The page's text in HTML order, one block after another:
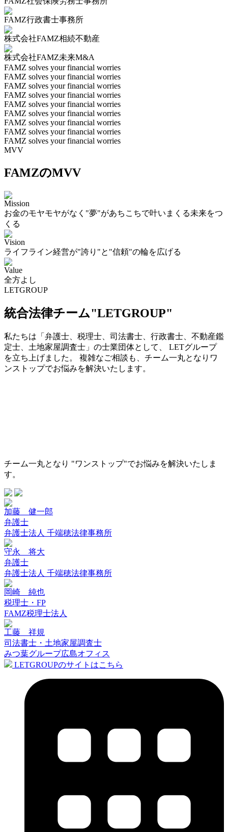
FAMZ行政書士事務所
株式会社FAMZ相続不動産
株式会社FAMZ未来M&A
FAMZ solves your financial worries
FAMZ solves your financial worries
FAMZ solves your financial worries
FAMZ solves your financial worries
FAMZ solves your financial worries
FAMZ solves your financial worries
FAMZ solves your financial worries
FAMZ solves your financial worries
FAMZ solves your financial worries
MVV
FAMZのMVV
Mission
お金のモヤモヤがなく"夢"があちこちで叶いまくる未来をつ
くる
Vision
ライフライン経営が"誇り"と"信頼"の輪を広げる
Value
全方よし
LETGROUP
統合法律チーム"LETGROUP"
私たちは「弁護士、税理士、司法書士、行政書士、不動産鑑
定士、土地家屋調査士」の士業団体として、 LETグループ
を立ち上げました。 複雑なご相談も、チーム一丸となりワ
ンストップでお悩みを解決いたします。
チーム一丸となり "ワンストップ"でお悩みを解決いたしま
す。
加藤 健一郎
弁護士
弁護士法人 千端穂法律事務所
守永 将大
弁護士
弁護士法人 千端穂法律事務所
岡崎 純也
税理士・FP
FAMZ税理士法人
工藤 祥規
司法書士・土地家屋調査士
みつ葉グループ広島オフィス
LETGROUPのサイトはこちら